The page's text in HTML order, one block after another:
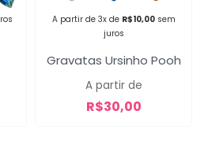
A partir de 3x de R$10,00 sem
juros
Gravatas Ursinho Pooh
A partir de
R$30,00
Voltar